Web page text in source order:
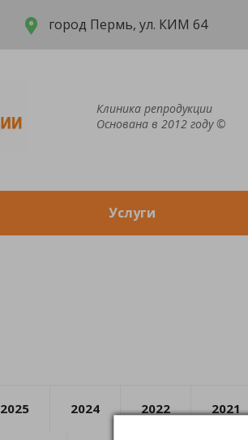
город Пермь, ул. КИМ 64
Клиника репродукции
Основана в 2012 году ©
Услуги
2025 2024 2022 2021